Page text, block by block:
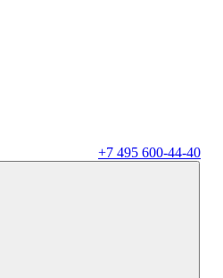
+7 495 600-44-40